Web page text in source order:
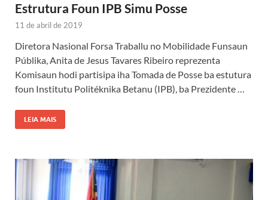
Estrutura Foun IPB Simu Posse
11 de abril de 2019
Diretora Nasional Forsa Traballu no Mobilidade Funsaun
Públika, Anita de Jesus Tavares Ribeiro reprezenta
Komisaun hodi partisipa iha Tomada de Posse ba estutura
foun Institutu Politéknika Betanu (IPB), ba Prezidente …
LEIA MAIS